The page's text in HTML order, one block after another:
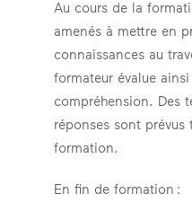
Au cours de la
amenés à mettre en
connaissances au
formateur évalue
compréhension. Des
réponses sont
formation.
En fin de formation :